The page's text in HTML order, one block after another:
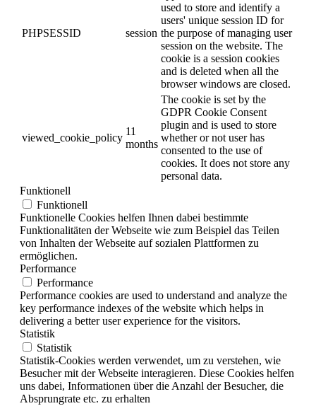
PHPSESSID session
used to store and identify a
users' unique session ID for
the purpose of managing user
session on the website. The
cookie is a session cookies
and is deleted when all the
browser windows are closed.
viewed_cookie_policy
11
months
The cookie is set by the
GDPR Cookie Consent
plugin and is used to store
whether or not user has
consented to the use of
cookies. It does not store any
personal data.
Funktionell
Funktionell
Funktionelle Cookies helfen Ihnen dabei bestimmte
Funktionalitäten der Webseite wie zum Beispiel das Teilen
von Inhalten der Webseite auf sozialen Plattformen zu
ermöglichen.
Performance
Performance
Performance cookies are used to understand and analyze the
key performance indexes of the website which helps in
delivering a better user experience for the visitors.
Statistik
Statistik
Statistik-Cookies werden verwendet, um zu verstehen, wie
Besucher mit der Webseite interagieren. Diese Cookies helfen
uns dabei, Informationen über die Anzahl der Besucher, die
Absprungrate etc. zu erhalten